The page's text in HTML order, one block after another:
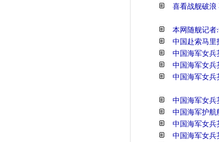
喜看战舰破浪
本网随舰记者
中国赴索马里
中国海军女兵
中国海军女兵
中国海军女兵
中国海军女兵
中国海军护航
中国海军女兵
中国海军女兵